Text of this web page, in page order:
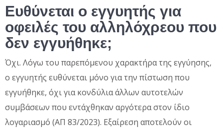
Ευθύνεται ο εγγυητής για
οφειλές του αλληλόχρεου που
δεν εγγυήθηκε;
Όχι. Λόγω του παρεπόμενου χαρακτήρα της εγγύησης,
ο εγγυητής ευθύνεται μόνο για την πίστωση που
εγγυήθηκε, όχι για κονδύλια άλλων αυτοτελών
συμβάσεων που εντάχθηκαν αργότερα στον ίδιο
λογαριασμό (ΑΠ 83/2023). Εξαίρεση αποτελούν οι